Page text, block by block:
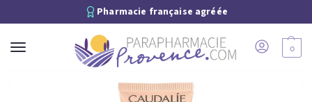
Pharmacie française agréée
0